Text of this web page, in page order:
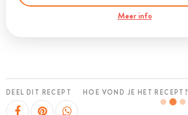
Meer info
DEEL DIT RECEPT HOE VOND JE HET RECEPT?